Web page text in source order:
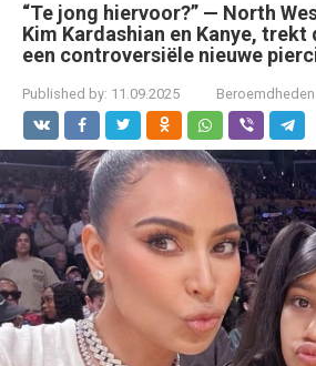
“Te jong hiervoor?” — North
Kim Kardashian en Kanye,
een controversiële nieuwe
Published by: 11.09.2025 Beroemdheden